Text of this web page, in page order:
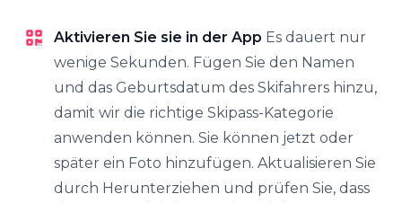
Aktivieren Sie sie in der App Es dauert nur
wenige Sekunden. Fügen Sie den Namen
und das Geburtsdatum des Skifahrers hinzu,
damit wir die richtige Skipass-Kategorie
anwenden können. Sie können jetzt oder
später ein Foto hinzufügen. Aktualisieren Sie
durch Herunterziehen und prüfen Sie, dass